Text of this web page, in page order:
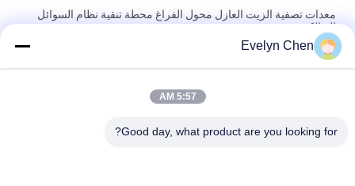
معدات تصفية الزيت العازل محول الفراغ محطة تنقية نظام السوائل
الديالكترونية
تصفية النفط من محول النفايات آلة التطهير إزالة المياه العازلة معالجة
السوائل
وحدة متنقلة لتنقية الزيت العازل، نظام الترشيح الدقيق، آلة معالجة
Evelyn Chen
5:57 AM
Good day, what product are you looking for?